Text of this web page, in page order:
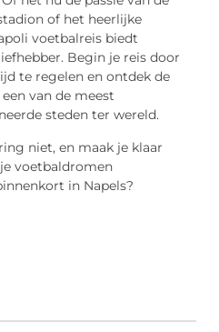
of het heerlijke
voetbalreis biedt
Begin je reis door
te regelen en ontdek de
van de meest
steden ter wereld.
niet, en maak je klaar
voetbaldromen
in Napels?